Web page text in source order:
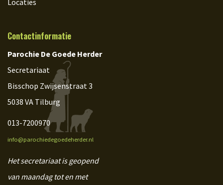
Locaties
Contactinformatie
Parochie De Goede Herder
Secretariaat
Bisschop Zwijsenstraat 3
5038 VA Tilburg
013-7200970
info@parochiedegoedeherder.nl
Het secretariaat is geopend
van maandag tot en met